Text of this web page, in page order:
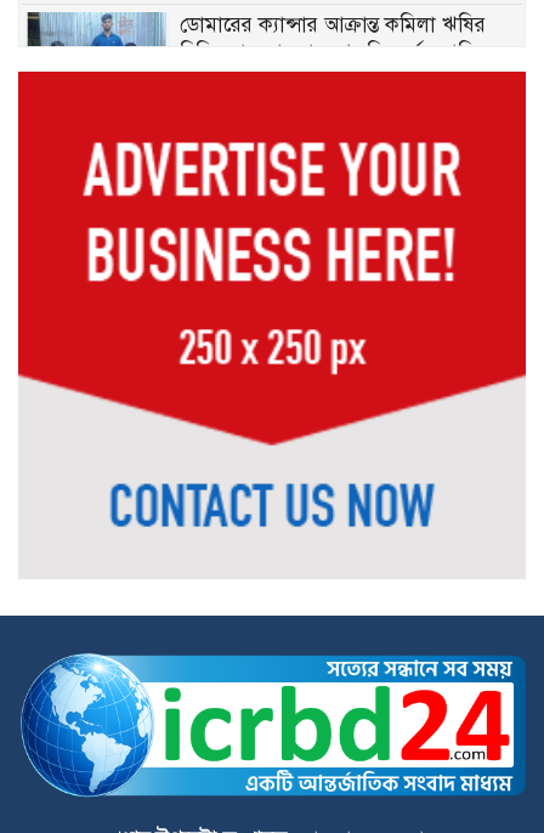
ডোমারের ক্যান্সার আক্রান্ত কমিলা ঋষির
চিকিৎসা সহায়তার আকুতি, সর্বস্ব হারিয়ে
মামলা দায়েরের প্রস্তুতি
মেহেরপুরে ছাত্র-জনতার ওপর নির্যাতন ও
শতকোটি টাকার দুর্নীতির অভিযোগে অভিযুক্ত
পুলিশ কর্মকর্তা সাভার থানার ওসি পদে
দলের গণমিছিল ও আলোচনা সভা
জুলাই সনদ বাস্তবায়ন ও গণহত্যার বিচারের
দাবিতে বীরগঞ্জে জামায়াতে ইসলামীর
পঞ্চগড়ে শ্রদ্ধা নিবেদন শেষে জুলাই সনদের
হাতীবান্ধায় ১৩০ বোতল ফেয়ারডিলসহ